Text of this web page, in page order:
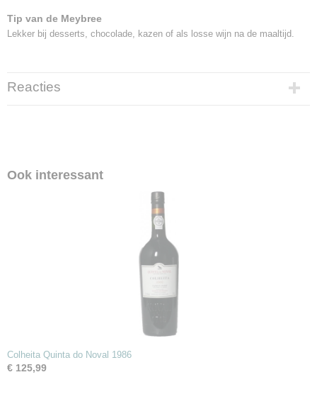
Tip van de Meybree
Lekker bij desserts, chocolade, kazen of als losse wijn na de maaltijd.
Reacties
Ook interessant
Colheita Quinta do Noval 1986
€ 125,99